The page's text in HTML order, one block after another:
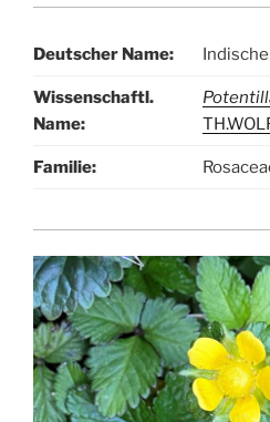
Deutscher Name:
Wissenschaftl.
Name:
Familie: